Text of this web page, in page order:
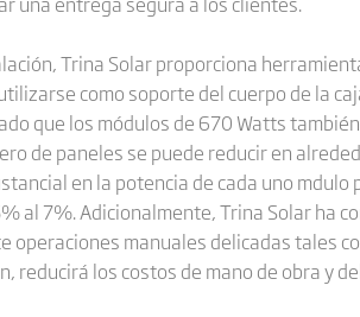
Trina Solar proporciona
como soporte del cuerpo de la
que los módulos de 670 Watts
de paneles se puede reducir en
en la potencia de cada uno
al ​​7%. Adicionalmente, Trina Solar ha
operaciones manuales delicadas tales
reducirá los costos de mano de obra y